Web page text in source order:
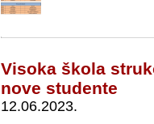
Visoka škola
nove studente
12.06.2023.